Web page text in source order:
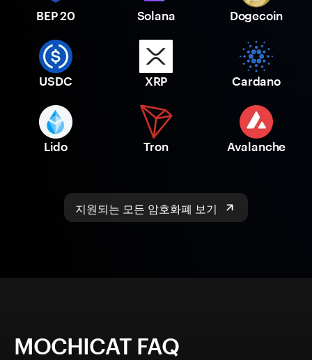
BEP 20 Solana Dogecoin
USDC XRP Cardano
Lido Tron Avalanche
지원되는 모든 암호화폐 보기
MOCHICAT FAQ